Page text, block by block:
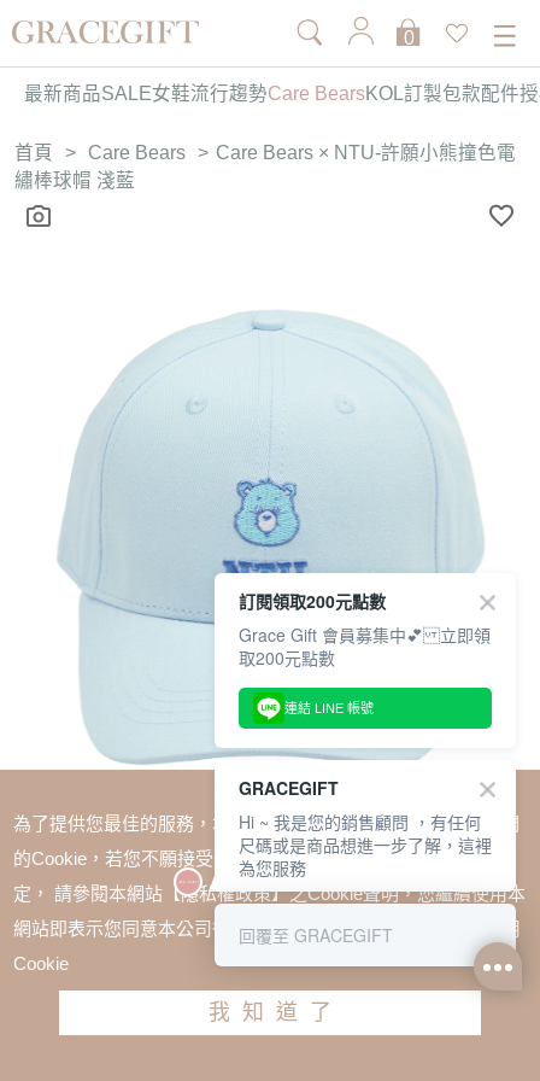
0
最新商品SALE女鞋流行趨勢Care BearsKOL訂製包款配件
首頁 > Care Bears > Care Bears × NTU-許願小熊撞色電
繡棒球帽 淺藍
Care Bears × NTU-許願小熊撞色電繡棒球帽 淺藍
為了提供您最佳的服務，本網站會在您的電腦中放置並取用我們
的Cookie，若您不願接受Cookie時應如何變更電腦的Cookie設
定， 請參閱本網站【隱私權政策】之Cookie聲明，您繼續使用本
網站即表示您同意本公司得按本網站使用條款之Cookie聲明使用
Cookie
我知道了
訂閱領取200元點數
Grace Gift 會員募集中💕 立即領
取200元點數
連結 LINE 帳號
GRACEGIFT
Hi ~ 我是您的銷售顧問 ，有任何
尺碼或是商品想進一步了解，這裡
為您服務
回覆至 GRACEGIFT